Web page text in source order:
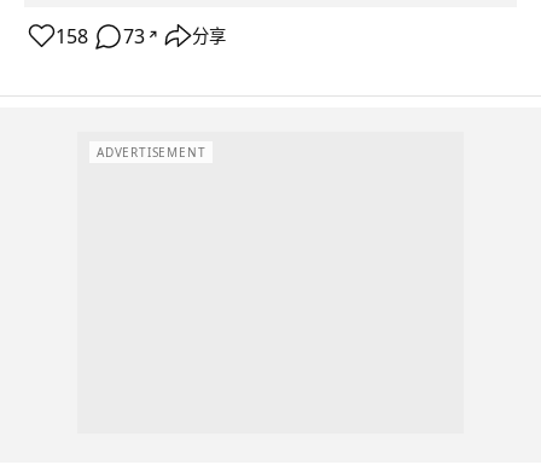
158 73 ↗ 分享
ADVERTISEMENT